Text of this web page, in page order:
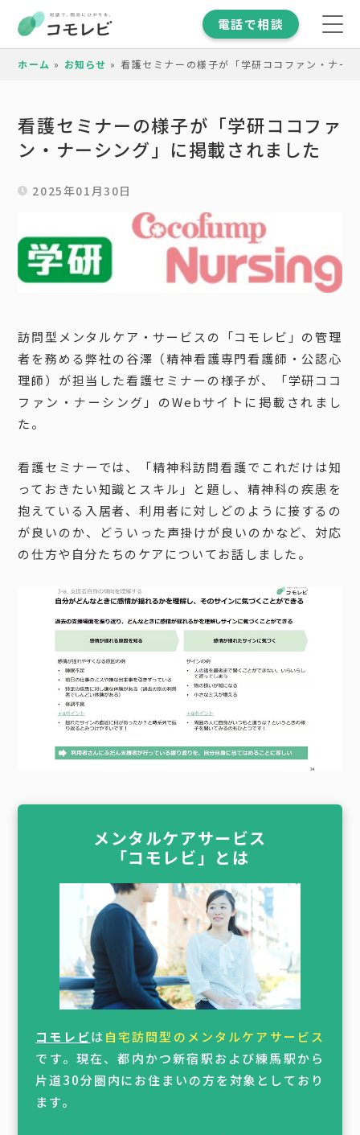
電話で相談
ホーム » お知らせ » 看護セミナーの様子が「学研ココファン・ナー
看護セミナーの様子が「学研ココファ
ン・ナーシング」に掲載されました
2025年01月30日
訪問型メンタルケア・サービスの「コモレビ」の管理
者を務める弊社の谷澤（精神看護専門看護師・公認心
理師）が担当した看護セミナーの様子が、「学研ココ
ファン・ナーシング」のWebサイトに掲載されまし
た。
看護セミナーでは、「精神科訪問看護でこれだけは知
っておきたい知識とスキル」と題し、精神科の疾患を
抱えている入居者、利用者に対しどのように接するの
が良いのか、どういった声掛けが良いのかなど、対応
の仕方や自分たちのケアについてお話しました。
メンタルケアサービス
「コモレビ」とは
コモレビは自宅訪問型のメンタルケアサービス
です。現在、都内かつ新宿駅および練馬駅から
片道30分圏内にお住まいの方を対象としており
ます。